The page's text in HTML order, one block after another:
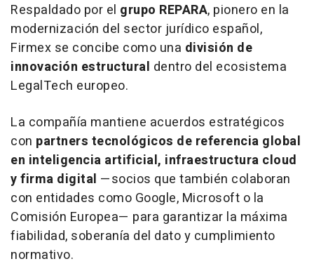
Respaldado por el grupo REPARA, pionero en la
modernización del sector jurídico español,
Firmex se concibe como una división de
innovación estructural dentro del ecosistema
LegalTech europeo.
La compañía mantiene acuerdos estratégicos
con partners tecnológicos de referencia global
en inteligencia artificial, infraestructura cloud
y firma digital —socios que también colaboran
con entidades como Google, Microsoft o la
Comisión Europea— para garantizar la máxima
fiabilidad, soberanía del dato y cumplimiento
normativo.